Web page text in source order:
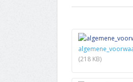
(218 KB)